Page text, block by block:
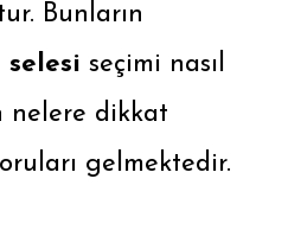
Bunların
seçimi nasıl
nelere dikkat
gelmektedir.